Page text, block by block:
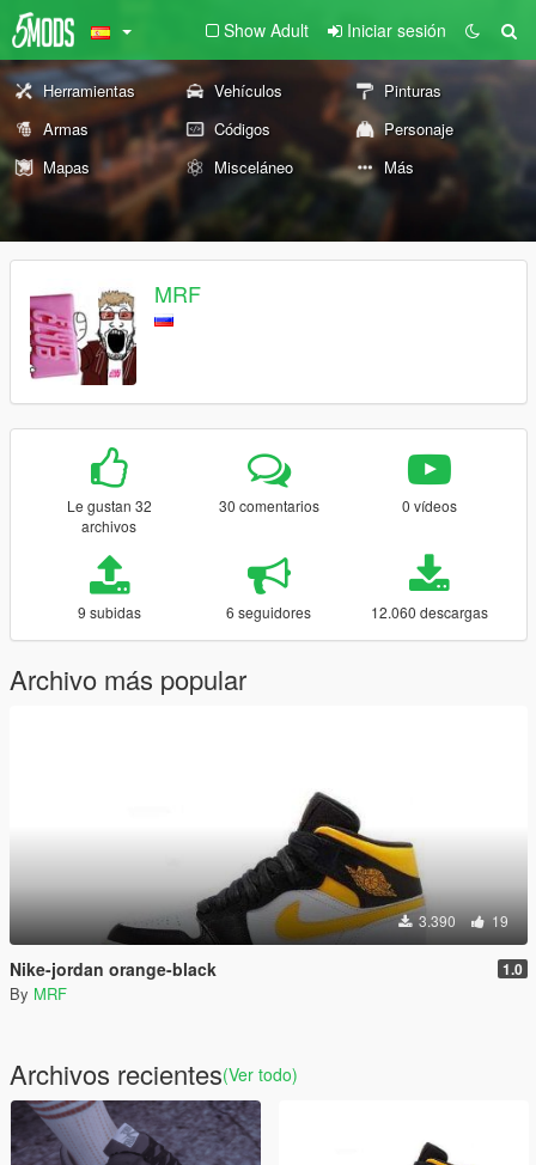
Show Adult Iniciar sesión
Herramientas Vehículos
Pinturas
Armas
Códigos
Personaje
Mapas
Misceláneo Más
MRF
Le gustan 32
archivos
30 comentarios 0 vídeos
9 subidas 6 seguidores 12.060 descargas
Archivo más popular
3.390 19
Nike-jordan orange-black 1.0
By MRF
Archivos recientes(Ver todo)